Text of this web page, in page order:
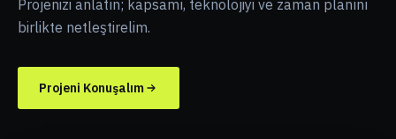
Projenizi anlatın; kapsamı, teknolojiyi ve zaman planını
birlikte netleştirelim.
Projeni Konuşalım